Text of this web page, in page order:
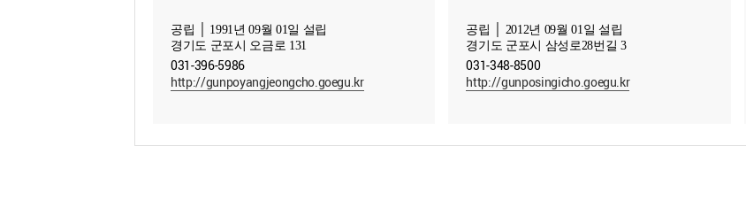
공립 │ 1991년 09월 01일 설립
경기도 군포시 오금로 131
031-396-5986
http://gunpoyangjeongcho.goegu.kr
공립 │ 2012년 09월 01일 설립
경기도 군포시 삼성로28번길 3
031-348-8500
http://gunposingicho.goegu.kr